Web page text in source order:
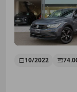
10/2022